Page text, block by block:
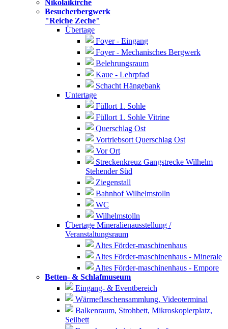
Nikolaikirche
Besucherbergwerk
"Reiche Zeche"
Übertage
Foyer - Eingang
Foyer - Mechanisches Bergwerk
Belehrungsraum
Kaue - Lehrpfad
Schacht Hängebank
Untertage
Füllort 1. Sohle
Füllort 1. Sohle Vitrine
Querschlag Ost
Vortriebsort Querschlag Ost
Vor Ort
Streckenkreuz Gangstrecke Wilhelm
Stehender Süd
Ziegenstall
Bahnhof Wilhelmstolln
WC
Wilhelmstolln
Übertage Mineralienausstellung /
Veranstaltungsraum
Altes Förder-maschinenhaus
Altes Förder-maschinenhaus - Minerale
Altes Förder-maschinenhaus - Empore
Betten- & Schlafmuseum
Eingang- & Eventbereich
Wärmeflaschensammlung, Videoterminal
Balkenraum, Strohbett, Mikroskopierplatz,
Seilbett